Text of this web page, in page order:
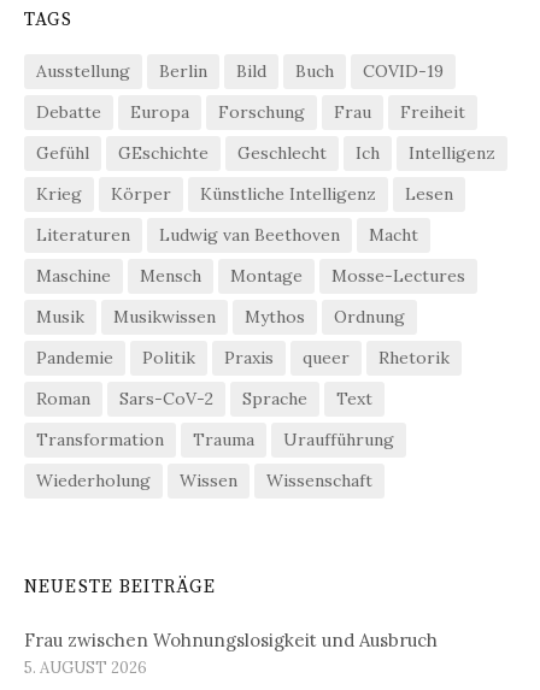
TAGS
Ausstellung Berlin Bild Buch
COVID-19
Debatte
Europa Forschung Frau
Freiheit
Gefühl
GEschichte Geschlecht Ich
Intelligenz
Krieg
Körper Künstliche Intelligenz
Lesen
Literaturen
Ludwig van Beethoven
Macht
Maschine
Mensch Montage
Mosse-Lectures
Musik
Musikwissen Mythos
Ordnung
Pandemie
Politik Praxis queer
Rhetorik
Roman
Sars-CoV-2 Sprache
Text
Transformation
Trauma
Uraufführung
Wiederholung
Wissen Wissenschaft
NEUESTE BEITRÄGE
Frau zwischen Wohnungslosigkeit und Ausbruch
5. AUGUST 2026